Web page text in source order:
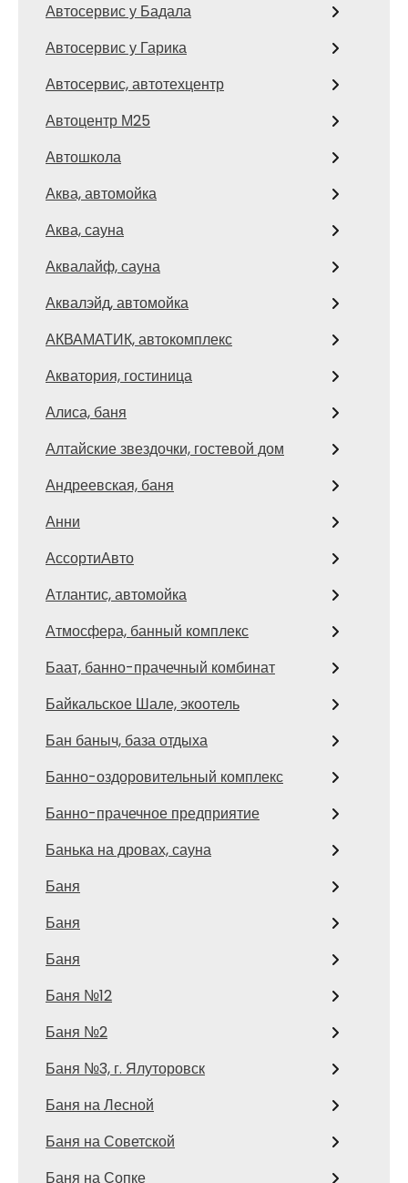
Автосервис у Бадала
Автосервис у Гарика
Автосервис, автотехцентр
Автоцентр М25
Автошкола
Аква, автомойка
Аква, сауна
Аквалайф, сауна
Аквалэйд, автомойка
АКВАМАТИК, автокомплекс
Акватория, гостиница
Алиса, баня
Алтайские звездочки, гостевой дом
Андреевская, баня
Анни
АссортиАвто
Атлантис, автомойка
Атмосфера, банный комплекс
Баат, банно-прачечный комбинат
Байкальское Шале, экоотель
Бан баныч, база отдыха
Банно-оздоровительный комплекс
Банно-прачечное предприятие
Банька на дровах, сауна
Баня
Баня
Баня
Баня №12
Баня №2
Баня №3, г. Ялуторовск
Баня на Лесной
Баня на Советской
Баня на Сопке